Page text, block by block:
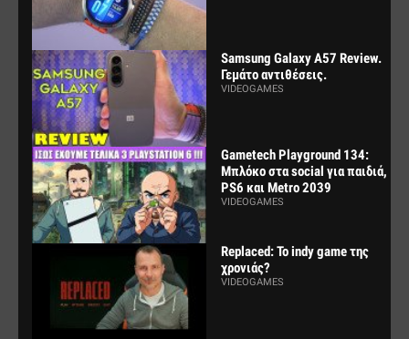
Samsung Galaxy A57 Review.
Γεμάτο αντιθέσεις.
VIDEOGAMES
Gametech Playground 134:
Μπλόκο στα social για παιδιά,
PS6 και Metro 2039
VIDEOGAMES
Replaced: Το indy game της
χρονιάς?
VIDEOGAMES